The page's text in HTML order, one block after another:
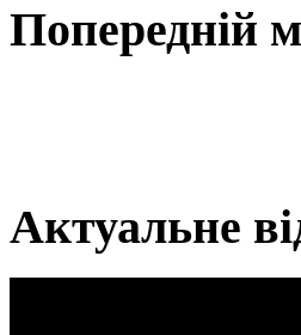
Попередній
Актуальне